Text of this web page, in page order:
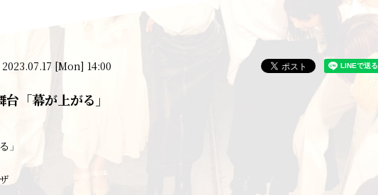
2023.07.17 [Mon] 14:00
台「幕が上がる」
」